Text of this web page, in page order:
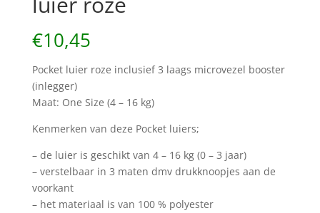
€10,45
Pocket luier roze inclusief 3 laags microvezel booster
(inlegger)
Maat: One Size (4 – 16 kg)
Kenmerken van deze Pocket luiers;
– de luier is geschikt van 4 – 16 kg (0 – 3 jaar)
– verstelbaar in 3 maten dmv drukknoopjes aan de
voorkant
– het materiaal is van 100 % polyester